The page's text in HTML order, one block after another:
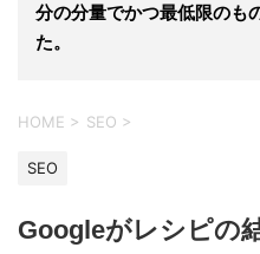
分の分量でかつ最低限のも
た。
HOME > SEO >
SEO
Googleがレシピの